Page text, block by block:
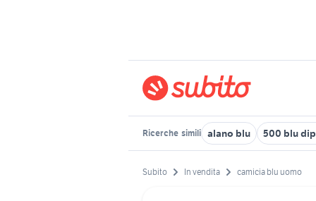
Ricerche simili alano blu 500 blu
Subito In vendita camicia blu uomo